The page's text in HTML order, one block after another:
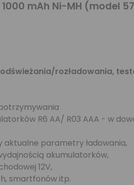
mAh Ni-MH (model
rozładowania,
R6 AA/ R03 AAA - w
parametry ładowania,
akumulatorków,
12V,
smartfonów itp.